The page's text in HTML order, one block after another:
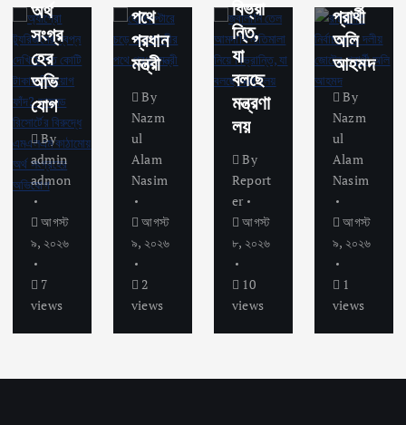
অর্থ
সংগ্র
হের
অভি
যোগ
By
admin
admon
আগস্ট
৯, ২০২৬
7
views
পথে
প্রধান
মন্ত্রী
By
Nazm
ul
Alam
Nasim
আগস্ট
৯, ২০২৬
2
views
বিভ্রা
ন্তি,
যা
বলছে
মন্ত্রণা
লয়
By
Report
er
আগস্ট
৮, ২০২৬
10
views
প্রার্থী
অলি
আহমদ
By
Nazm
ul
Alam
Nasim
আগস্ট
৯, ২০২৬
1
views